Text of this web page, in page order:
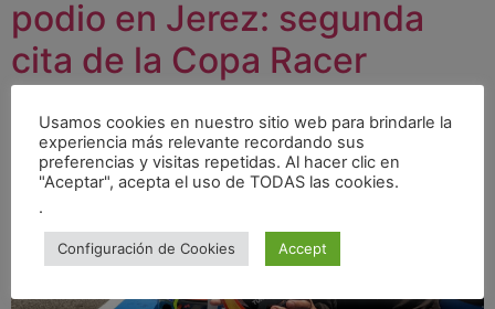
podio en Jerez: segunda
cita de la Copa Racer
Usamos cookies en nuestro sitio web para brindarle la
experiencia más relevante recordando sus
preferencias y visitas repetidas. Al hacer clic en
"Aceptar", acepta el uso de TODAS las cookies.
.
Configuración de Cookies Accept